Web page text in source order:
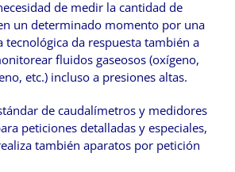
de medir la cantidad de
un determinado momento por una
tecnológica da respuesta también a
fluidos gaseosos (oxígeno,
etc.) incluso a presiones altas.
de caudalímetros y medidores
peticiones detalladas y especiales,
también aparatos por petición